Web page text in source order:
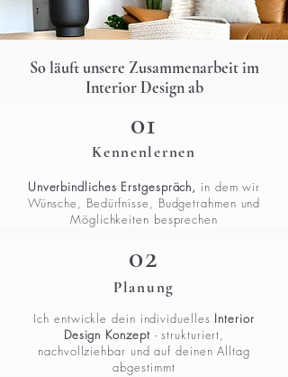
So läuft unsere Zusammenarbeit im
Interior Design ab
01
Kennenlernen
Unverbindliches Erstgespräch, in dem wir
Wünsche, Bedürfnisse, Budgetrahmen und
Möglichkeiten besprechen
02
Planung
Ich entwickle dein individuelles Interior
Design Konzept- strukturiert,
nachvollziehbar und auf deinen Alltag
abgestimmt